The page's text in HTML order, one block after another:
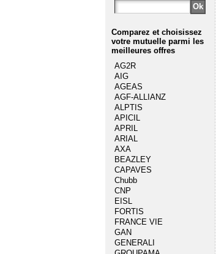
Comparez et choisissez
votre mutuelle parmi les
meilleures offres
AG2R
AIG
AGEAS
AGF-ALLIANZ
ALPTIS
APICIL
APRIL
ARIAL
AXA
BEAZLEY
CAPAVES
Chubb
CNP
EISL
FORTIS
FRANCE VIE
GAN
GENERALI